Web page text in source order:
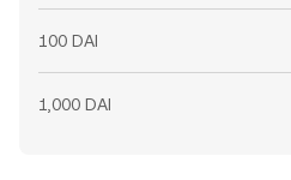
100 DAI
1,000 DAI